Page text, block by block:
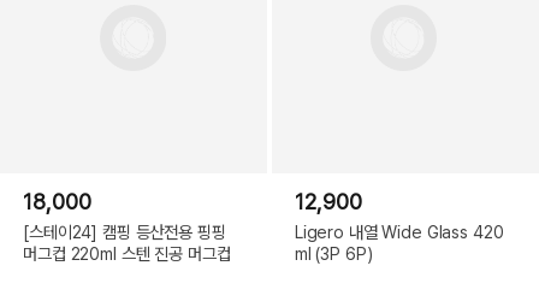
18,000
[스테이24] 캠핑 등산전용 핑핑
머그컵 220ml 스텐 진공 머그컵
12,900
Ligero 내열 Wide Glass 420
ml (3P 6P)